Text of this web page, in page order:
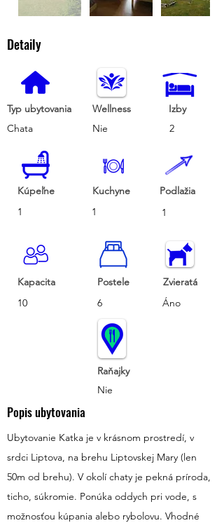
Detaily
Typ ubytovania
Chata
Kúpeľne
1
Kapacita
10
Wellness
Nie
Kuchyne
1
Postele
6
Izby
2
Podlažia
1
Zvieratá
Áno
Raňajky
Nie
Popis ubytovania
Ubytovanie Katka je v krásnom prostredí, v
srdci Liptova, na brehu Liptovskej Mary (len
50m od brehu). V okolí chaty je pekná príroda,
ticho, súkromie. Ponúka oddych pri vode, s
možnosťou kúpania alebo rybolovu. Vhodné